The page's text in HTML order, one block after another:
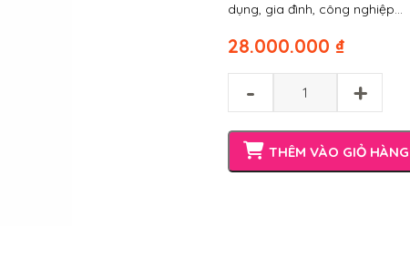
dụng, gia đình, công nghiệp…
28.000.000 ₫
- +
THÊM VÀO GIỎ HÀNG